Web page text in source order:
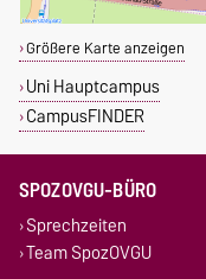
Größere Karte anzeigen
Uni Hauptcampus
CampusFINDER
SPOZOVGU-BÜRO
Sprechzeiten
Team SpozOVGU